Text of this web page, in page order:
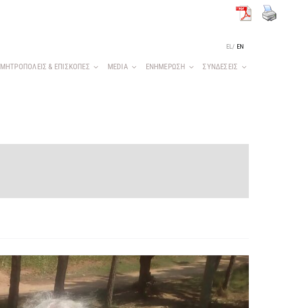
EL / EN
ΜΗΤΡΟΠΟΛΕΙΣ & ΕΠΙΣΚΟΠΕΣ MEDIA ΕΝΗΜΕΡΩΣΗ ΣΥΝΔΕΣΕΙΣ